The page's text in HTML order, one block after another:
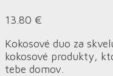
13.80 €
Kokosové duo za
kokosové produkty,
tebe domov.